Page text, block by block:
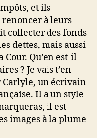
et ils
renoncer à leurs
collecter des fonds
dettes, mais aussi
Qu’en est-il
? Je vais t’en
un écrivain
Il a un style
il est
images à la plume